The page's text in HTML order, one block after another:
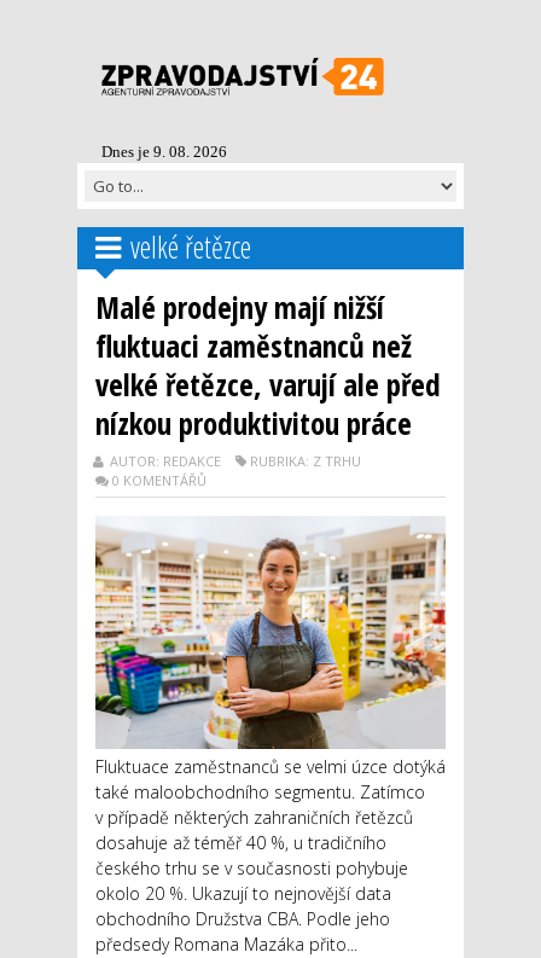
Dnes je 9. 08. 2026
velké řetězce
Malé prodejny mají nižší
fluktuaci zaměstnanců než
velké řetězce, varují ale před
nízkou produktivitou práce
AUTOR: REDAKCE
RUBRIKA: Z TRHU
0 KOMENTÁŘŮ
Fluktuace zaměstnanců se velmi úzce dotýká
také maloobchodního segmentu. Zatímco
v případě některých zahraničních řetězců
dosahuje až téměř 40 %, u tradičního
českého trhu se v současnosti pohybuje
okolo 20 %. Ukazují to nejnovější data
obchodního Družstva CBA. Podle jeho
předsedy Romana Mazáka přito...